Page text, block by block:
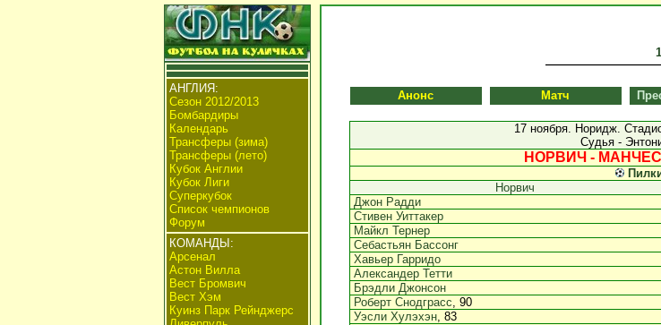
АНГЛИЯ:
Сезон 2012/2013
Бомбардиры
Календарь
Трансферы (зима)
Трансферы (лето)
Кубок Англии
Кубок Лиги
Суперкубок
Список чемпионов
Форум
КОМАНДЫ:
Арсенал
Астон Вилла
Вест Бромвич
Вест Хэм
Куинз Парк Рейнджерс
Анонс Матч
17 ноября. Норидж.
Судья -
НОРВИЧ -
Норвич
Джон Радди
Стивен Уиттакер
Майкл Тернер
Себастьян Бассонг
Хавьер Гарридо
Александер Тетти
Брэдли Джонсон
Роберт Снодграсс, 90
Уэсли Хулэхэн, 83